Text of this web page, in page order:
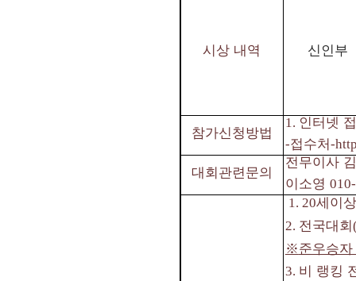
시상 내역 신인부
참가신청방법
1. 인터넷
-접수처-
대회관련문의
전무이사
이소영
1. 20세이
2. 전국대회
※준우승
3. 비 랭킹